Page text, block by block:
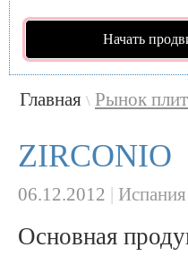
Начать
Главная \ Рынок
ZIRCONIO
06.12.2012 | Испания
Основная